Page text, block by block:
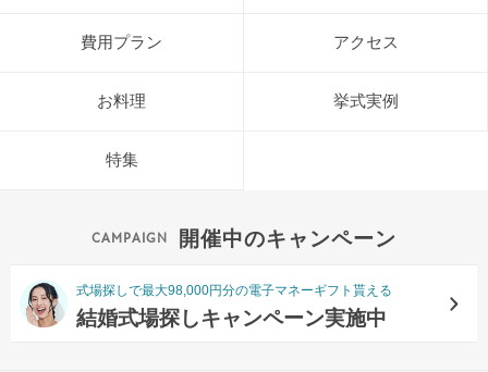
費用プラン アクセス
お料理 挙式実例
特集
開催中のキャンペーン
式場探しで最大98,000円分の電子マネーギフト貰える
結婚式場探しキャンペーン実施中